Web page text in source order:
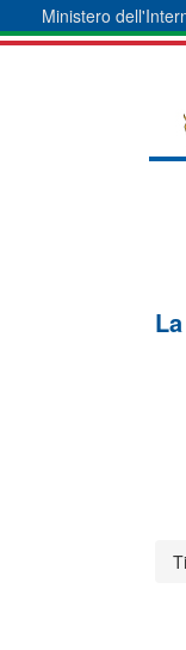
Ministero